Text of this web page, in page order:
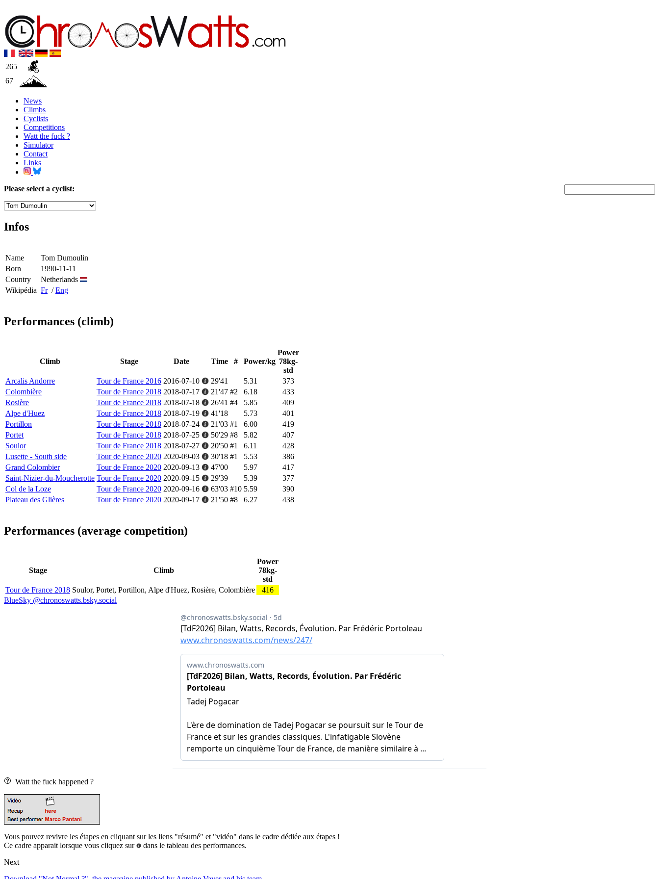
265
67
News
Climbs
Cyclists
Competitions
Watt the fuck ?
Simulator
Contact
Links
Please select a cyclist:
Infos
Name
Tom Dumoulin
Born
1990-11-11
Country
Netherlands
Wikipédia Fr/Eng
Performances (climb)
Climb Stage Date Time # Power/kg
Power
78kg-
std
Arcalis Andorre
Tour de France 2016 2016-07-10 29'41 5.31
373
Colombière
Tour de France 2018 2018-07-17 21'47 #2 6.18
433
Rosière
Tour de France 2018 2018-07-18 26'41 #4 5.85
409
Alpe d'Huez
Tour de France 2018 2018-07-19 41'18 5.73
401
Portillon
Tour de France 2018 2018-07-24 21'03 #1 6.00
419
Portet
Tour de France 2018 2018-07-25 50'29 #8 5.82
407
Soulor
Tour de France 2018 2018-07-27 20'50 #1 6.11
428
Lusette - South side
Tour de France 2020 2020-09-03 30'18 #1 5.53
386
Grand Colombier
Tour de France 2020 2020-09-13 47'00 5.97
417
Saint-Nizier-du-Moucherotte Tour de France 2020 2020-09-15 29'39 5.39
377
Col de la Loze
Tour de France 2020 2020-09-16 63'03 #10 5.59
390
Plateau des Glières
Tour de France 2020 2020-09-17 21'50 #8 6.27 438
Performances (average competition)
Stage Climb
Power
78kg-
std
Tour de France 2018 Soulor, Portet, Portillon, Alpe d'Huez, Rosière, Colombière
416
BlueSky @chronoswatts.bsky.social
Watt the fuck happened ?
Vous pouvez revivre les étapes en cliquant sur les liens "résumé" et "vidéo" dans le cadre dédiée aux étapes !
Ce cadre apparait lorsque vous cliquez sur
dans le tableau des performances.
Next